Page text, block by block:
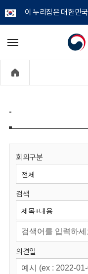
이 누리집은 대한민
개
정
보
원
회
메
기
-
회의구분
검색
의결일